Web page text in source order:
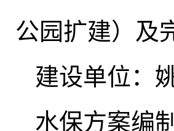
公园扩建）及
建设单位：
水保方案编